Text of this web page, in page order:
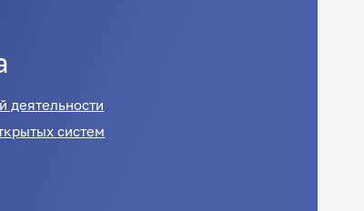
деятельности
систем